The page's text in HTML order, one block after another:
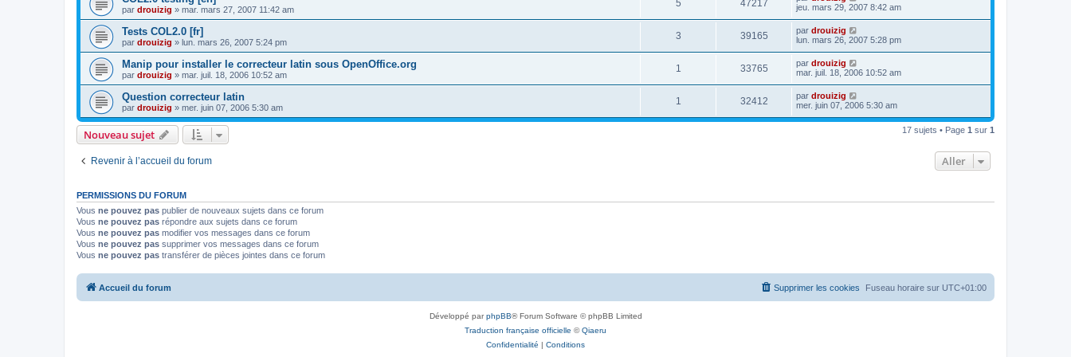
par drouizig » mar. mars 27, 2007 11:42 am
5 47217
jeu. mars 29, 2007 8:42 am
Tests COL2.0 [fr]
par drouizig » lun. mars 26, 2007 5:24 pm
3 39165 par drouizig
lun. mars 26, 2007 5:28 pm
Manip pour installer le correcteur latin sous OpenOffice.org
par drouizig » mar. juil. 18, 2006 10:52 am
1 33765 par drouizig
mar. juil. 18, 2006 10:52 am
Question correcteur latin
par drouizig » mer. juin 07, 2006 5:30 am
1 32412 par drouizig
mer. juin 07, 2006 5:30 am
Nouveau sujet 17 sujets • Page 1 sur 1
Revenir à l’accueil du forum Aller
PERMISSIONS DU FORUM
Vous ne pouvez pas publier de nouveaux sujets dans ce forum
Vous ne pouvez pas répondre aux sujets dans ce forum
Vous ne pouvez pas modifier vos messages dans ce forum
Vous ne pouvez pas supprimer vos messages dans ce forum
Vous ne pouvez pas transférer de pièces jointes dans ce forum
Accueil du forum Fuseau horaire sur UTC+01:00
Supprimer les cookies
Développé parphpBB® Forum Software © phpBB Limited
Traduction française officielle ©Qiaeru
Confidentialité | Conditions